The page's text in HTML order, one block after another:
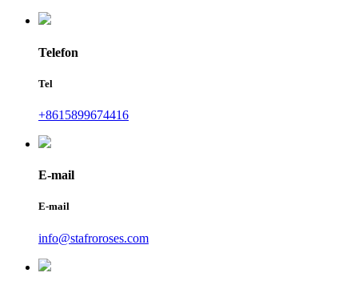
Telefon
Tel
+8615899674416
E-mail
E-mail
info@stafroroses.com